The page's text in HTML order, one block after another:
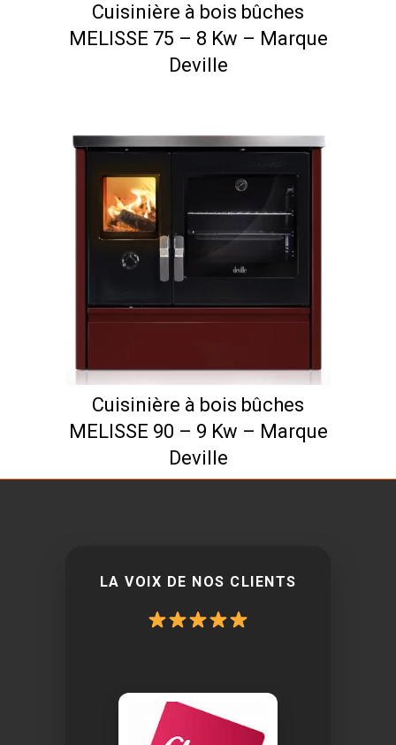
Cuisinière à bois bûches
MELISSE 75 – 8 Kw – Marque
Deville
Cuisinière à bois bûches
MELISSE 90 – 9 Kw – Marque
Deville
LA VOIX DE NOS CLIENTS